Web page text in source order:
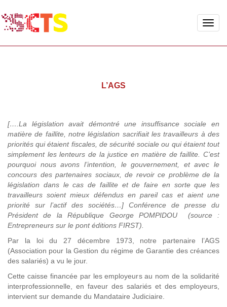
Toggle
L’AGS
[….La législation avait démontré une insuffisance sociale en
matière de faillite, notre législation sacrifiait les travailleurs à des
priorités qui étaient fiscales, de sécurité sociale ou qui étaient tout
simplement les lenteurs de la justice en matière de faillite. C’est
pourquoi nous avons l’intention, le gouvernement, et avec le
concours des partenaires sociaux, de revoir ce problème de la
législation dans le cas de faillite et de faire en sorte que les
travailleurs soient mieux défendus en pareil cas et aient une
priorité sur l’actif des sociétés…] Conférence de presse du
Président de la République George POMPIDOU (source :
Entrepreneurs sur le pont éditions FIRST).
Par la loi du 27 décembre 1973, notre partenaire l’AGS
(Association pour la Gestion du régime de Garantie des créances
des salariés) a vu le jour.
Cette caisse financée par les employeurs au nom de la solidarité
interprofessionnelle, en faveur des salariés et des employeurs,
intervient sur demande du Mandataire Judiciaire.